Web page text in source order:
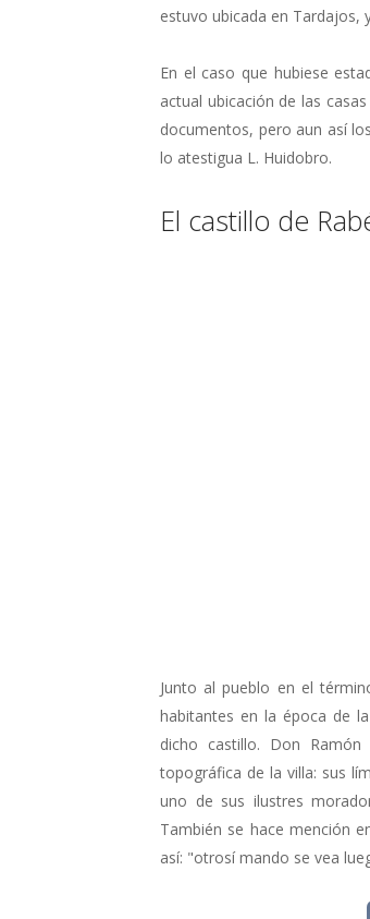
estuvo ubicada en Tardajos,
En el caso que hubiese
actual ubicación de las
documentos, pero aun así
lo atestigua L. Huidobro.
El castillo de
Junto al pueblo en el
habitantes en la época de
dicho castillo. Don
topográfica de la villa: sus
uno de sus ilustres
También se hace mención
así: "otrosí mando se vea